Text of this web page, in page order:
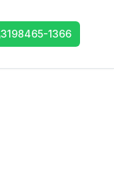
3198465-1366